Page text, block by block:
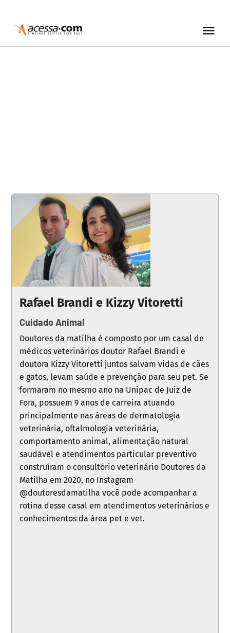
Rafael Brandi e Kizzy Vitoretti
Cuidado Animal
Doutores da matilha é composto por um casal de
médicos veterinários doutor Rafael Brandi e
doutora Kizzy Vitoretti juntos salvam vidas de cães
e gatos, levam saúde e prevenção para seu pet. Se
formaram no mesmo ano na Unipac de Juiz de
Fora, possuem 9 anos de carreira atuando
principalmente nas áreas de dermatologia
veterinária, oftalmologia veterinária,
comportamento animal, alimentação natural
saudável e atendimentos particular preventivo
construíram o consultório veterinário Doutores da
Matilha em 2020, no Instagram
@doutoresdamatilha você pode acompanhar a
rotina desse casal em atendimentos veterinários e
conhecimentos da área pet e vet.